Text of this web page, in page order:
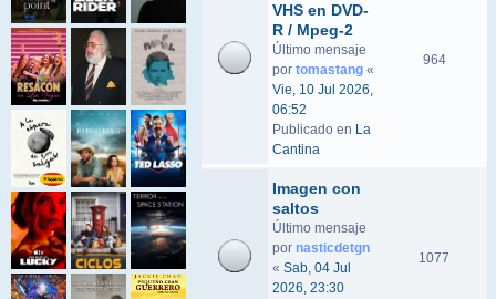
VHS en DVD-
R / Mpeg-2
Último mensaje
por tomastang «
Vie, 10 Jul 2026,
06:52
Publicado en La
Cantina
964
Imagen con
saltos
Último mensaje
por nasticdetgn
« Sab, 04 Jul
2026, 23:30
1077